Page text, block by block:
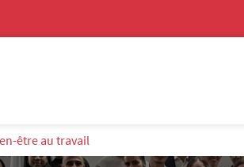
être au travail